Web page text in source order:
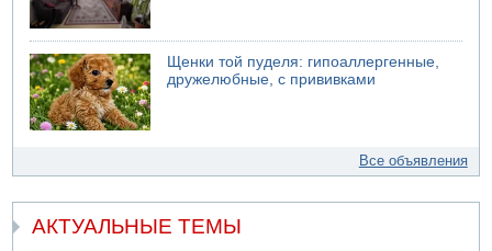
Щенки той пуделя: гипоаллергенные,
дружелюбные, с прививками
Все объявления
АКТУАЛЬНЫЕ ТЕМЫ